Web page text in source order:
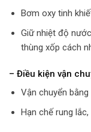
Bơm oxy tinh
Giữ nhiệt độ
thùng xốp cách
– Điều kiện vận
Vận chuyển
Hạn chế rung